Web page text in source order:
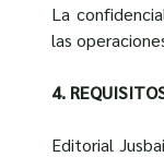
La
las
4.
Editorial